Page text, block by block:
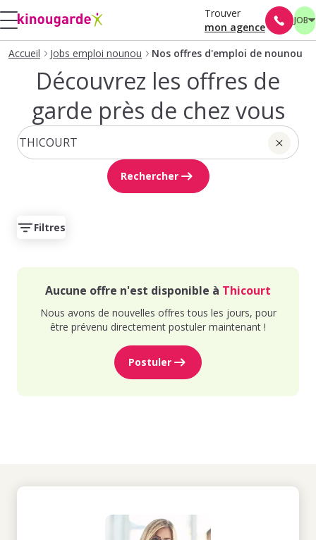
Trouver
mon agence
JOB
Accueil Jobs emploi nounou Nos offres d'emploi de nounou
Découvrez les offres de
garde près de chez vous
Rechercher
Filtres
Aucune offre n'est disponible à Thicourt
Nous avons de nouvelles offres tous les jours, pour
être prévenu directement postuler maintenant !
Postuler